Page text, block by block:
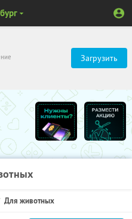
Загрузить
Для животных